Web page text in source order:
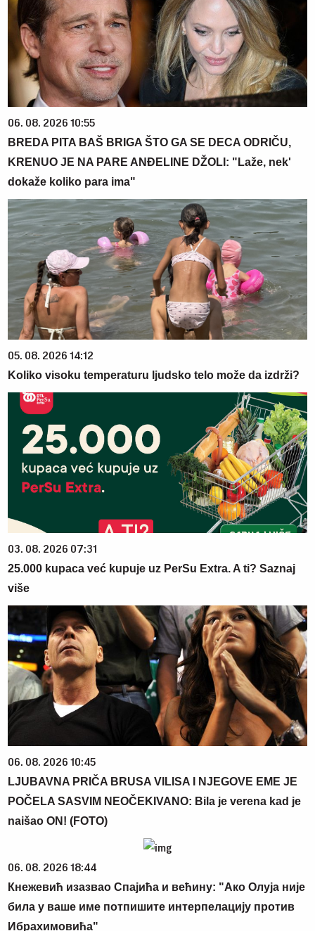
06. 08. 2026 10:55
BREDA PITA BAŠ BRIGA ŠTO GA SE DECA ODRIČU,
KRENUO JE NA PARE ANĐELINE DŽOLI: "Laže, nek'
dokaže koliko para ima"
05. 08. 2026 14:12
Koliko visoku temperaturu ljudsko telo može da izdrži?
03. 08. 2026 07:31
25.000 kupaca već kupuje uz PerSu Extra. A ti? Saznaj
više
06. 08. 2026 10:45
LJUBAVNA PRIČA BRUSA VILISA I NJEGOVE EME JE
POČELA SASVIM NEOČEKIVANO: Bila je verena kad je
naišao ON! (FOTO)
06. 08. 2026 18:44
Кнежевић изазвао Спајића и већину: "Ако Олуја није
била у ваше име потпишите интерпелацију против
Ибрахимовића"